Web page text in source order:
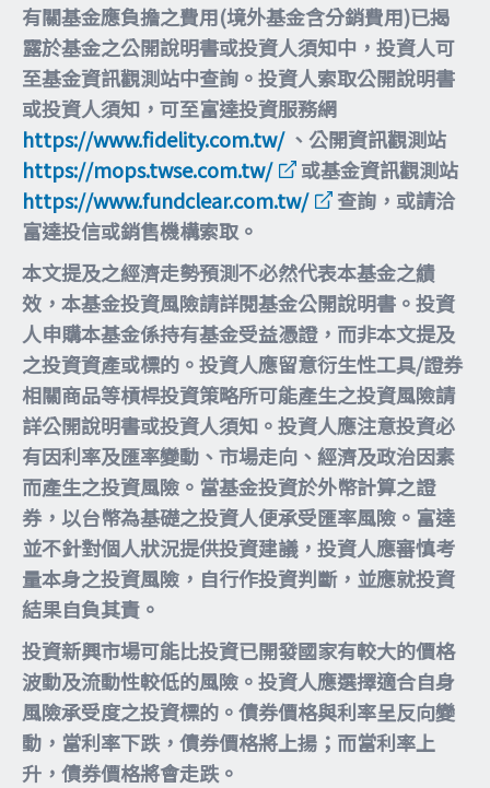
有關基金應負擔之費用(境外基金含分銷費用)已揭
露於基金之公開說明書或投資人須知中，投資人可
至基金資訊觀測站中查詢。投資人索取公開說明書
或投資人須知，可至富達投資服務網
https://www.fidelity.com.tw/、公開資訊觀測站
https://mops.twse.com.tw/
或基金資訊觀測站
https://www.fundclear.com.tw/
查詢，或請洽
富達投信或銷售機構索取。
本文提及之經濟走勢預測不必然代表本基金之績
效，本基金投資風險請詳閱基金公開說明書。投資
人申購本基金係持有基金受益憑證，而非本文提及
之投資資產或標的。投資人應留意衍生性工具/證券
相關商品等槓桿投資策略所可能產生之投資風險請
詳公開說明書或投資人須知。投資人應注意投資必
有因利率及匯率變動、市場走向、經濟及政治因素
而產生之投資風險。當基金投資於外幣計算之證
券，以台幣為基礎之投資人便承受匯率風險。富達
並不針對個人狀況提供投資建議，投資人應審慎考
量本身之投資風險，自行作投資判斷，並應就投資
結果自負其責。
投資新興市場可能比投資已開發國家有較大的價格
波動及流動性較低的風險。投資人應選擇適合自身
風險承受度之投資標的。債券價格與利率呈反向變
動，當利率下跌，債券價格將上揚；而當利率上
升，債券價格將會走跌。